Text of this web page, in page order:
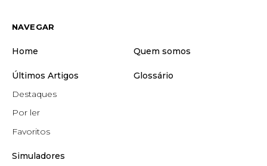
NAVEGAR
Home Quem somos
Últimos Artigos
Destaques
Por ler
Favoritos
Glossário
Simuladores